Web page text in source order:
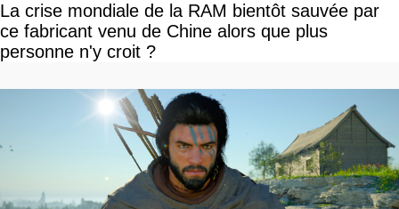
La crise mondiale de la RAM bientôt sauvée par
ce fabricant venu de Chine alors que plus
personne n'y croit ?